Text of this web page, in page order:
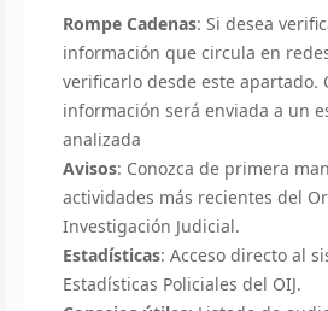
Rompe Cadenas: Si desea
información que circula en
verificarlo desde este apartado.
información será enviada a un
analizada
Avisos: Conozca de primera
actividades más recientes del
Investigación Judicial.
Estadísticas: Acceso directo al
Estadísticas Policiales del OIJ.